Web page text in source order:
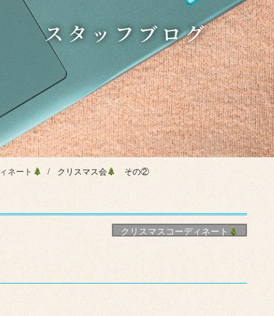
スタッフブログ
ネート クリスマス会 その②
クリスマスコーディネート